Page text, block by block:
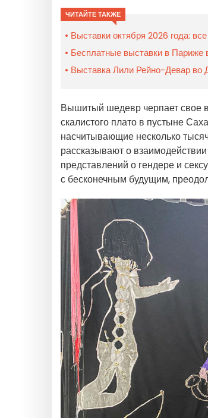
ЧИТАЙТЕ ТАКЖЕ
Выставки октября 2026 года:
Бесплатные выставки в Париже
Выставка Лили Рейно-Девар во
Вышитый шедевр черпает свое
скалистого плато в пустыне
насчитывающие несколько
рассказывают о
представлений о гендере и
с бесконечным будущим,